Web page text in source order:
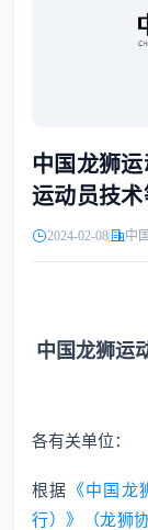
中国龙狮
运动员技
2024-02-08 中
中国龙狮运
各有关单位：
根据 《中国
行）》（龙狮